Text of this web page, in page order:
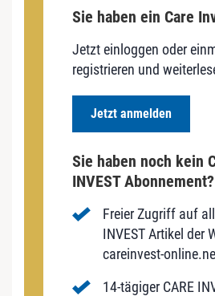
Sie haben ein Care
Jetzt einloggen oder
registrieren und
Jetzt anmelden
Sie haben noch kein
INVEST Abonnement?
Freier Zugriff auf
INVEST Artikel der
careinvest-
14-tägiger CARE